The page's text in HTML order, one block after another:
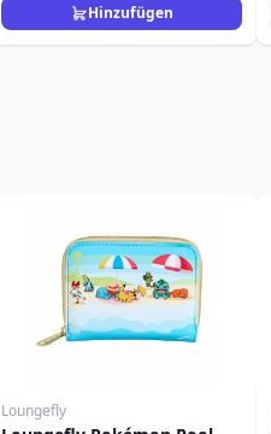
Hinzufügen
Loungefly